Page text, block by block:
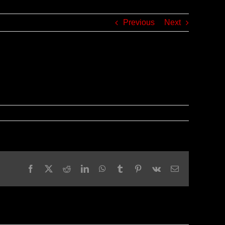
Previous Next
Facebook RedditLinkedInWhatsApp
Tumblr Pinterest
Vk Email